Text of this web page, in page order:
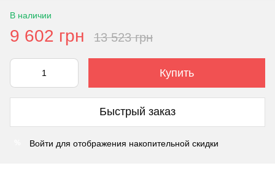
В наличии
9 602 грн 13 523 грн
Купить
Быстрый заказ
Войти для отображения накопительной скидки